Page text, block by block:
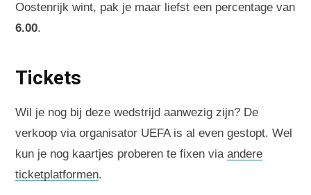
Oostenrijk wint, pak je maar liefst een percentage van
6.00.
Tickets
Wil je nog bij deze wedstrijd aanwezig zijn? De
verkoop via organisator UEFA is al even gestopt. Wel
kun je nog kaartjes proberen te fixen via andere
ticketplatformen.